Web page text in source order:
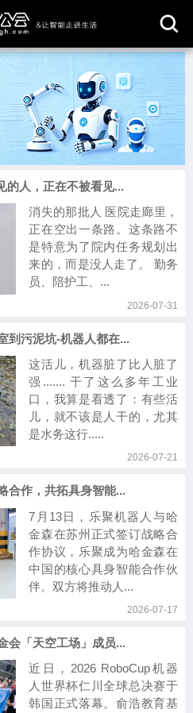
人，正在不被看见...
消失的那批人 医院走廊里，
正在空出一条路。这条路不
是特意为了院内任务规划出
来的，而是没人走了。 勤务
员、陪护工、...
2026-07-31
到污泥坑-机器人都在...
这活儿，机器脏了比人脏了
强....... 干了这么多年工业
口，我算是看透了：有些活
儿，就不该是人干的，尤其
是水务这行.....
2026-07-21
合作，共拓具身智能...
7月13日，乐聚机器人与哈
金森在苏州正式签订战略合
作协议，乐聚成为哈金森在
中国的核心具身智能合作伙
伴。双方将推动人...
2026-07-17
会「天空工场」成员...
近日，2026 RoboCup机器
人世界杯仁川全球总决赛于
韩国正式落幕。俞浩教育基